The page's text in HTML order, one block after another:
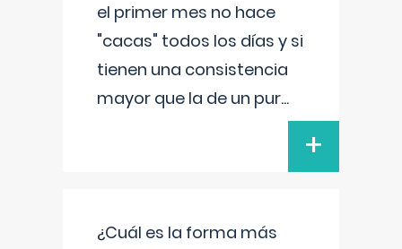
el primer mes no hace
"cacas" todos los días y si
tienen una consistencia
mayor que la de un pur...
+
¿Cuál es la forma más